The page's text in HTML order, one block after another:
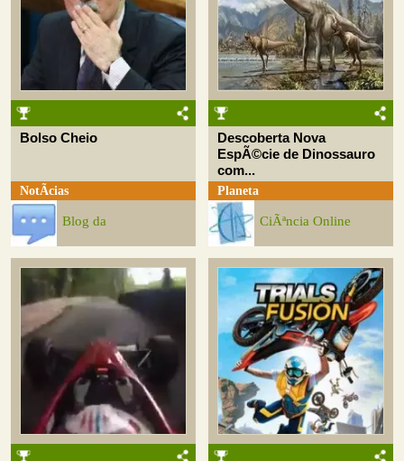
Bolso Cheio
NotÃ­cias
Blog da
Descoberta Nova
EspÃ©cie de Dinossauro
com...
Planeta
CiÃªncia Online